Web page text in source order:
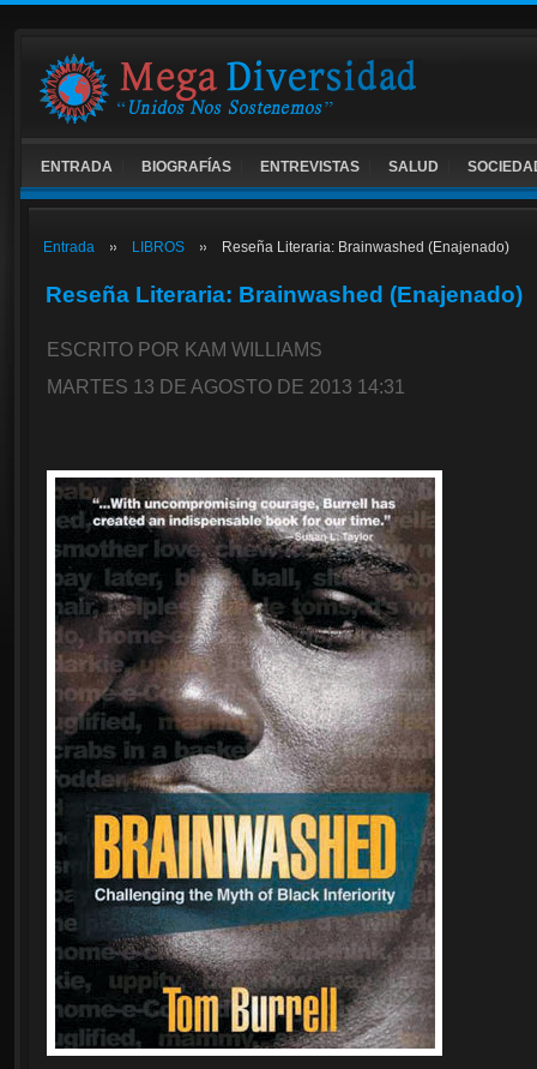
ENTRADA BIOGRAFÍAS ENTREVISTAS SALUD
Entrada LIBROS Reseña Literaria: Brainwashed (Enajenado)
Reseña Literaria: Brainwashed (Enajenado)
ESCRITO POR KAM WILLIAMS
MARTES 13 DE AGOSTO DE 2013 14:31